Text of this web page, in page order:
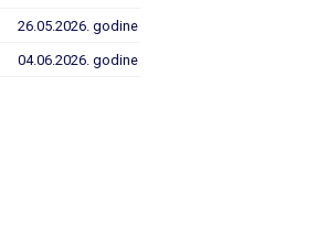
26.05.2026. godine
04.06.2026. godine